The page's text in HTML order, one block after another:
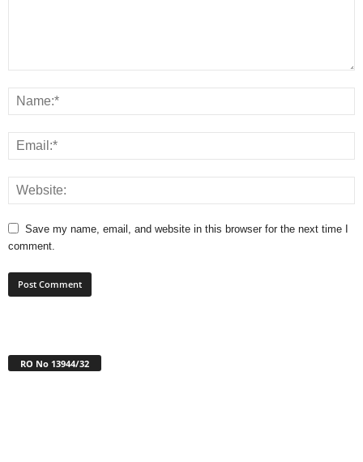
Save my name, email, and website in this browser for the next time I
comment.
RO No 13944/32